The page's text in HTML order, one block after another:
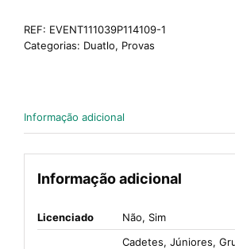
REF: EVENT111039P114109-1
Categorias: Duatlo, Provas
Informação adicional
Informação adicional
Licenciado Não, Sim
Cadetes, Júniores,